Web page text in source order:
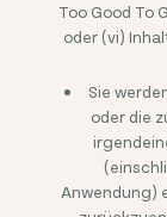
Too Good To
oder (vi)
Sie
oder die
Anwendung)